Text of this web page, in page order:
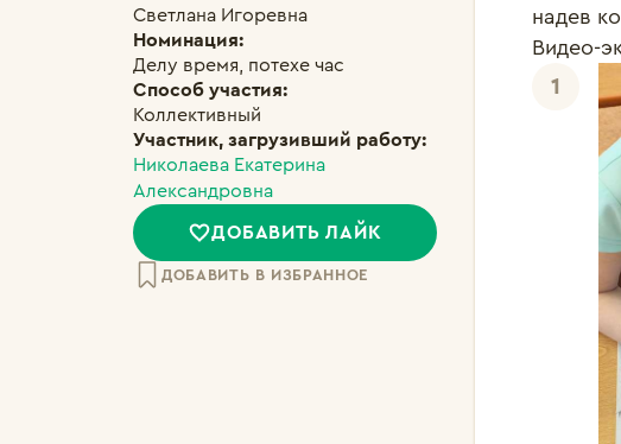
Светлана Игоревна
Номинация:
Делу время, потехе час
Способ участия:
Коллективный
Участник, загрузивший работу:
Николаева Екатерина
Александровна
ДОБАВИТЬ ЛАЙК
ДОБАВИТЬ В ИЗБРАННОЕ
надев
Видео-
1